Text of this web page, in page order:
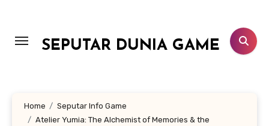
konten
SEPUTAR DUNIA GAME
Home
Seputar Info Game
Atelier Yumia: The Alchemist of Memories & the